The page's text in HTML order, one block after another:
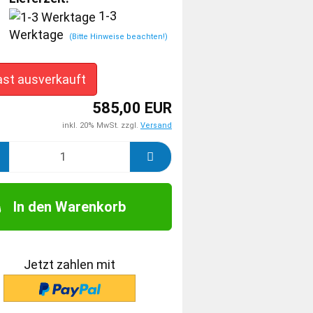
1-3
Werktage
(Bitte Hinweise beachten!)
ausverkauft
585,00 EUR
inkl. 20% MwSt. zzgl. Versand
In den Warenkorb
Jetzt zahlen mit